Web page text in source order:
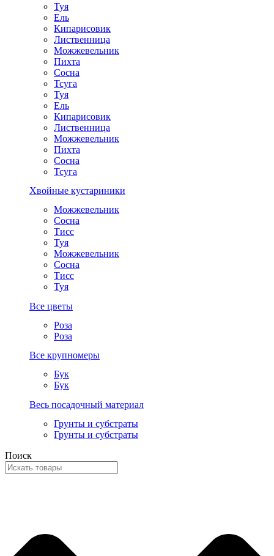
Туя
Ель
Кипарисовик
Лиственница
Можжевельник
Пихта
Сосна
Тсуга
Туя
Ель
Кипарисовик
Лиственница
Можжевельник
Пихта
Сосна
Тсуга
Хвойные кустариники
Можжевельник
Сосна
Тисс
Туя
Можжевельник
Сосна
Тисс
Туя
Все цветы
Роза
Роза
Все крупномеры
Бук
Бук
Весь посадочный материал
Грунты и субстраты
Грунты и субстраты
Поиск